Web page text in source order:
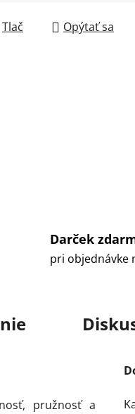
Tlač Opýtať sa
Darček
pri objednávke
pružnosť a